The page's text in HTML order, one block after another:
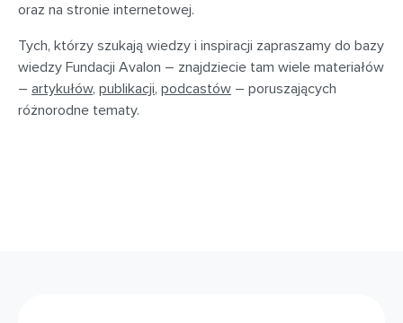
oraz na stronie internetowej.
Tych, którzy szukają wiedzy i inspiracji zapraszamy do bazy
wiedzy Fundacji Avalon – znajdziecie tam wiele materiałów
– artykułów, publikacji, podcastów – poruszających
różnorodne tematy.